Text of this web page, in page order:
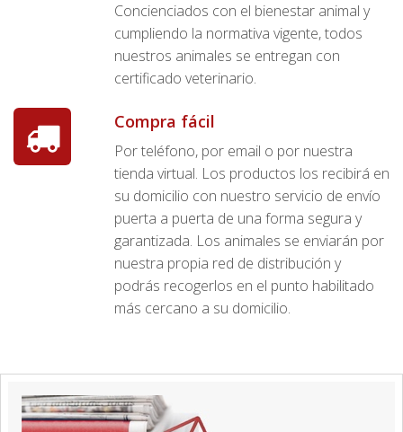
Concienciados con el bienestar animal y
cumpliendo la normativa vigente, todos
nuestros animales se entregan con
certificado veterinario.
Compra fácil
Por teléfono, por email o por nuestra
tienda virtual. Los productos los recibirá en
su domicilio con nuestro servicio de envío
puerta a puerta de una forma segura y
garantizada. Los animales se enviarán por
nuestra propia red de distribución y
podrás recogerlos en el punto habilitado
más cercano a su domicilio.